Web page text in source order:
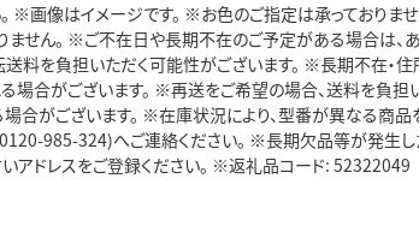
※画像はイメージです。 ※お色のご指定は承っており
ません。 ※ご不在日や長期不在のご予定がある場合は
送料を負担いただく可能性がございます。 ※長期不在・
場合がございます。 ※再送をご希望の場合、送料を負
合がございます。 ※在庫状況により、型番が異なる商
985-324)へご連絡ください。 ※長期欠品等が発生
アドレスをご登録ください。 ※返礼品コード: 52322049